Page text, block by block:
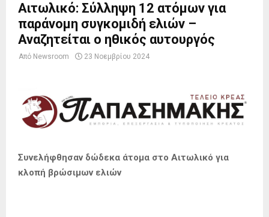
Αιτωλικό: Σύλληψη 12 ατόμων για
παράνομη συγκομιδή ελιών –
Αναζητείται ο ηθικός αυτουργός
Από Newsroom 23 Νοεμβρίου 2024
Συνελήφθησαν δώδεκα άτομα στο Αιτωλικό για
κλοπή βρώσιμων ελιών